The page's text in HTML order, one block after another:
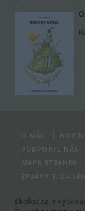
O NÁS
PODPOŘTE NÁS
MAPA STRÁNEK
ZPRÁVY E-
Ekolist.cz je